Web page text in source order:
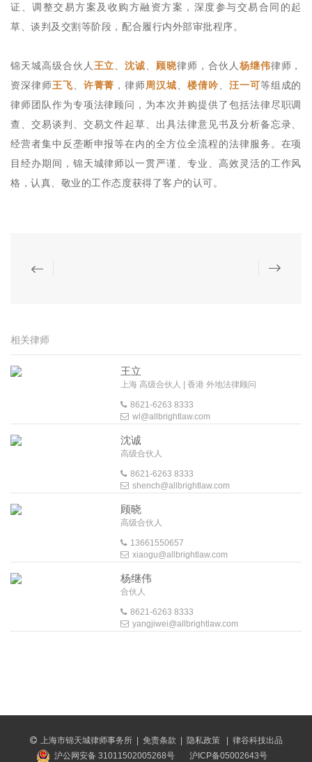
证、调整交易方案及收购方融资方案，深度参与交易合同的起
草、谈判及交割等阶段，配合履行内外部审批程序。
锦天城高级合伙人 王立 、沈诚 顾晓律师，合伙人 杨继伟律师，
资深律师王飞 许菁菁 ，律师周汉城 、楼倩吟、 汪一可等组成的
律师团队作为专项法律顾问，为本次并购提供了包括法律尽职调
查、交易谈判、交易文件起草、出具法律意见书及分析备忘录、
经营者集中反垄断申报等在内的全方位全流程的法律服务。在项
目经办期间，锦天城律师以一贯严谨、专业、高效灵活的工作风
格，认真、敬业的工作态度获得了客户的认可。
相关律师
王立
上海 高级合伙人 | 香港 外地法律顾问
8621-6263 8333
wl@allbrightlaw.com
沈诚
高级合伙人
8621-6263 8333
shench@allbrightlaw.com
顾晓
高级合伙人
13661550657
xiaogu@allbrightlaw.com
杨继伟
合伙人
8621-6263 8333
yangjiwei@allbrightlaw.com
上海市锦天城律师事务所 免责条款 隐私政策
律谷科技出品
沪公网安备 31011502005268号
沪ICP备05002643号